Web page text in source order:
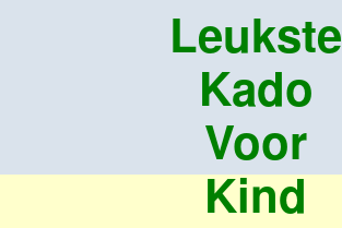
Leukste
Kado
Voor
Kind